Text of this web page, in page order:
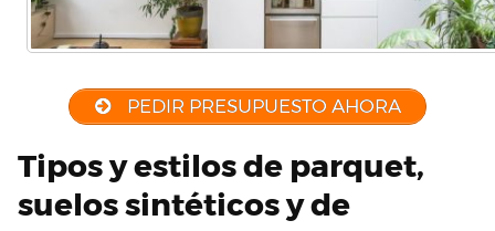
PEDIR PRESUPUESTO AHORA
Tipos y estilos de parquet,
suelos sintéticos y de